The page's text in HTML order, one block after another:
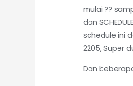
mulai ??
dan
schedule ini
2205, Super
Dan